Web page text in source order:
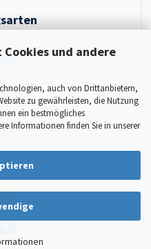
und andere
auch von Drittanbietern,
zu gewährleisten, die Nutzung
ein bestmögliches
Informationen finden Sie in unserer